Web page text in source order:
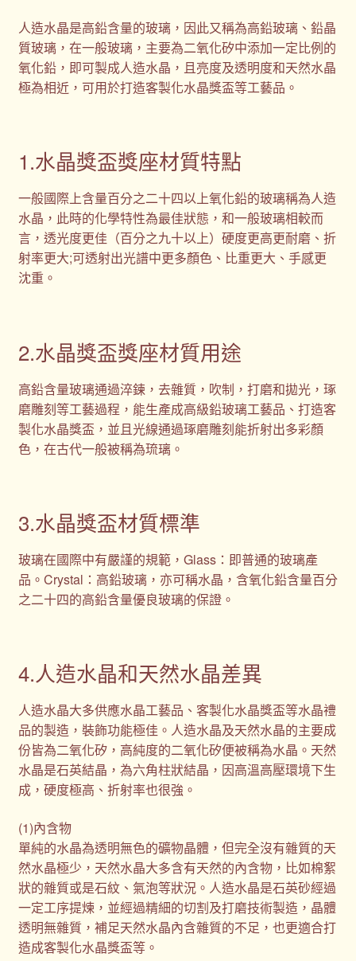
人造水晶是高鉛含量的玻璃，因此又稱為高鉛玻璃、鉛晶
質玻璃，在一般玻璃，主要為二氧化矽中添加一定比例的
氧化鉛，即可製成人造水晶，且亮度及透明度和天然水晶
極為相近，可用於打造客製化水晶獎盃等工藝品。
1.水晶獎盃獎座材質特點
一般國際上含量百分之二十四以上氧化鉛的玻璃稱為人造
水晶，此時的化學特性為最佳狀態，和一般玻璃相較而
言，透光度更佳（百分之九十以上）硬度更高更耐磨、折
射率更大;可透射出光譜中更多顏色、比重更大、手感更
沈重。
2.水晶獎盃獎座材質用途
高鉛含量玻璃通過淬鍊，去雜質，吹制，打磨和拋光，琢
磨雕刻等工藝過程，能生產成高級鉛玻璃工藝品、打造客
製化水晶獎盃，並且光線通過琢磨雕刻能折射出多彩顏
色，在古代一般被稱為琉璃。
3.水晶獎盃材質標準
玻璃在國際中有嚴謹的規範，Glass：即普通的玻璃產
品。Crystal：高鉛玻璃，亦可稱水晶，含氧化鉛含量百分
之二十四的高鉛含量優良玻璃的保證。
4.人造水晶和天然水晶差異
人造水晶大多供應水晶工藝品、客製化水晶獎盃等水晶禮
品的製造，裝飾功能極佳。人造水晶及天然水晶的主要成
份皆為二氧化矽，高純度的二氧化矽便被稱為水晶。天然
水晶是石英結晶，為六角柱狀結晶，因高溫高壓環境下生
成，硬度極高、折射率也很強。
(1)內含物
單純的水晶為透明無色的礦物晶體，但完全沒有雜質的天
然水晶極少，天然水晶大多含有天然的內含物，比如棉絮
狀的雜質或是石紋、氣泡等狀況。人造水晶是石英砂經過
一定工序提煉，並經過精細的切割及打磨技術製造，晶體
透明無雜質，補足天然水晶內含雜質的不足，也更適合打
造成客製化水晶獎盃等。